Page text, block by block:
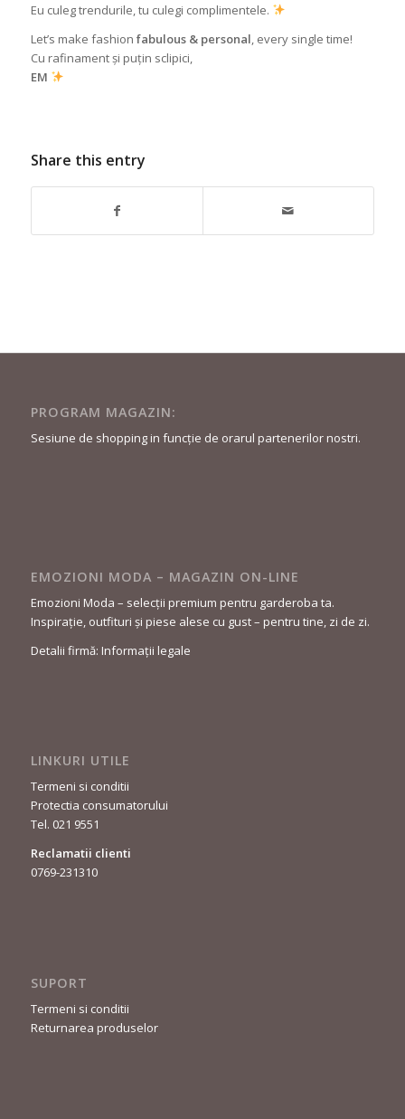
Eu culeg trendurile, tu culegi complimentele.
Let’s make fashion fabulous & personal , every single time!
Cu rafinament și puțin sclipici,
EM
Share this entry
PROGRAM MAGAZIN:
Sesiune de shopping in funcție de orarul partenerilor nostri.
EMOZIONI MODA – MAGAZIN ON-LINE
Emozioni Moda – selecții premium pentru garderoba ta.
Inspirație, outfituri și piese alese cu gust – pentru tine, zi de zi.
Detalii firmă: Informații legale
LINKURI UTILE
Termeni si conditii
Protectia consumatorului
Tel. 021 9551
Reclamatii clienti
0769-231310
SUPORT
Termeni si conditii
Returnarea produselor